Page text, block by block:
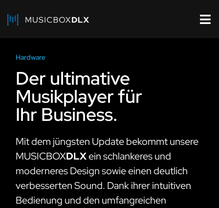
Hardware
Der ul­ti­ma­ti­ve
Mu­sik­play­er für
Ihr Busi­ness.
Mit dem jüngsten Update bekommt unsere
MUSICBOXDLXein schlankeres und
moderneres Design sowie einen deutlich
verbesserten Sound. Dank ihrer intuitiven
Bedienung und den umfangreichen